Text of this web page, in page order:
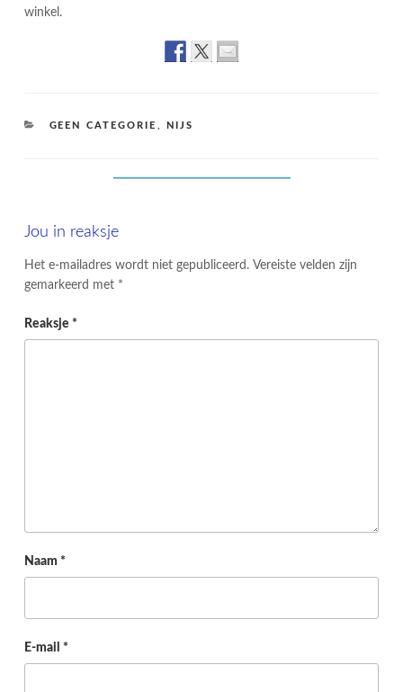
winkel.
CATEGORIES
GEEN CATEGORIE NIJS
Jou in reaksje
Het e-mailadres wordt niet gepubliceerd. Vereiste velden zijn
gemarkeerd met *
Reaksje *
Naam *
E-mail *